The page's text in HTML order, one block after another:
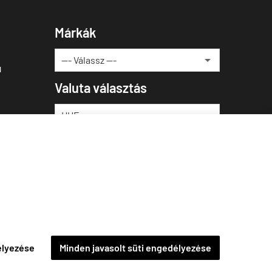
Minden javasolt süti engedélyezése
Márkák
Valuta választás